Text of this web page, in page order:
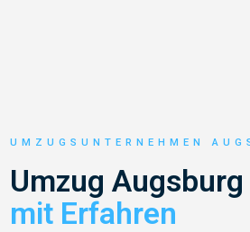
UMZUGSUNTERNEHMEN
Umzug
mit Erfahren